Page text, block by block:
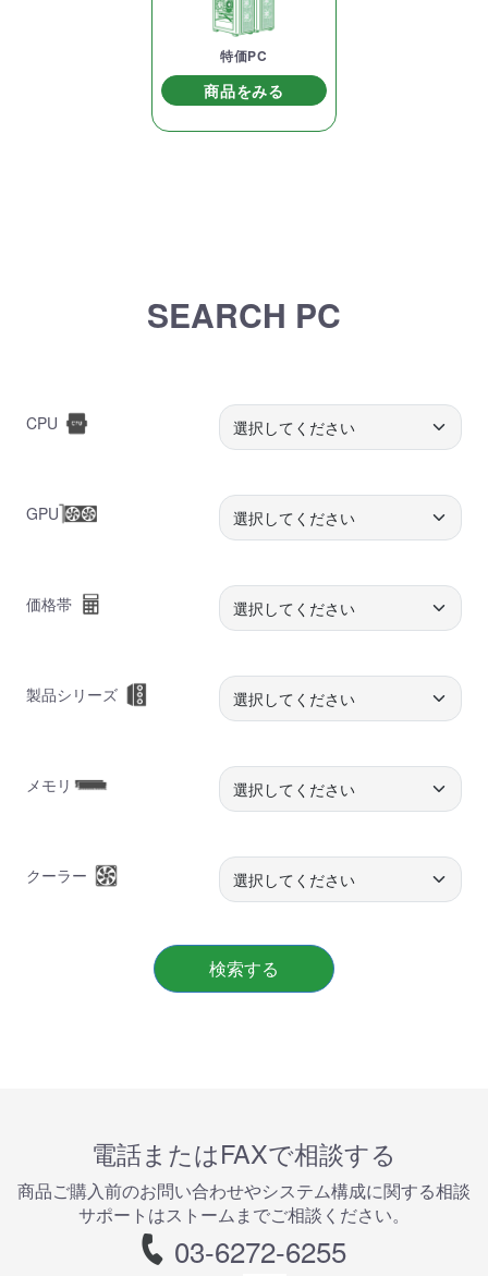
特価PC
商品をみる
SEARCH PC
CPU
GPU
価格帯
製品シリーズ
メモリ
クーラー
検索する
電話またはFAXで相談する
商品ご購⼊前のお問い合わせやシステム構成に関する相談
サポートはストームまでご相談ください。
03-6272-6255